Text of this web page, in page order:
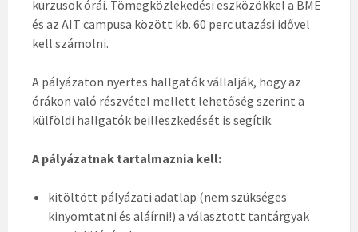
kurzusok órái. Tömegközlekedési eszközökkel a BME
és az AIT campusa között kb. 60 perc utazási idővel
kell számolni.
A pályázaton nyertes hallgatók vállalják, hogy az
órákon való részvétel mellett lehetőség szerint a
külföldi hallgatók beilleszkedését is segítik.
A pályázatnak tartalmaznia kell:
kitöltött pályázati adatlap (nem szükséges
kinyomtatni és aláírni!) a választott tantárgyak